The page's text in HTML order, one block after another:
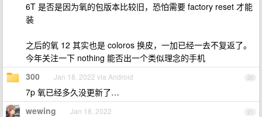
6T 是否是因为氧的包版本比较旧，恐怕需要 factory reset 才能
装
之后的氧 12 其实也是 coloros 换皮，一加已经一去不复返了。
今年关注一下 nothing 能否出一个类似理念的手机
20
300 Jan 18, 2022 via Android
7p 氧已经多久没更新了…
21
wewing Jan 18, 2022